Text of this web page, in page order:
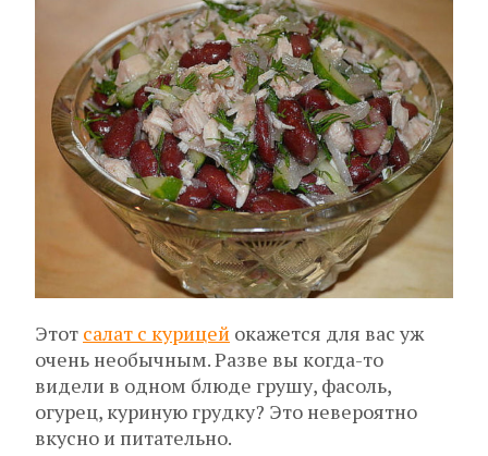
Этот салат с курицей окажется для вас уж
очень необычным. Разве вы когда-то
видели в одном блюде грушу, фасоль,
огурец, куриную грудку? Это невероятно
вкусно и питательно.